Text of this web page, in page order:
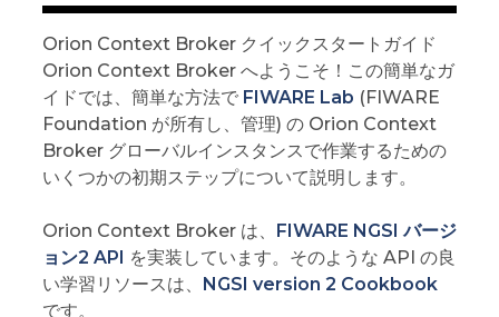
Orion Context Broker クイックスタートガイド
Orion Context Broker へようこそ！この簡単なガ
イドでは、簡単な方法で FIWARE Lab (FIWARE
Foundation が所有し、管理) の Orion Context
Broker グローバルインスタンスで作業するための
いくつかの初期ステップについて説明します。
Orion Context Broker は、 FIWARE NGSI バージ
ョン2 API を実装しています。そのような API の良
い学習リソースは、 NGSI version 2 Cookbook
です。